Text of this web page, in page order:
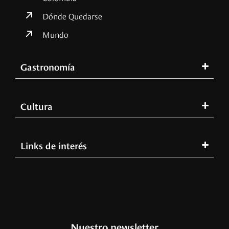
Dónde Quedarse
Mundo
Gastronomía
Cultura
Links de interés
Nuestro newsletter